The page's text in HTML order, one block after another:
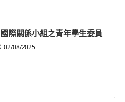
際關係小組之青年學生委員
02/08/2025